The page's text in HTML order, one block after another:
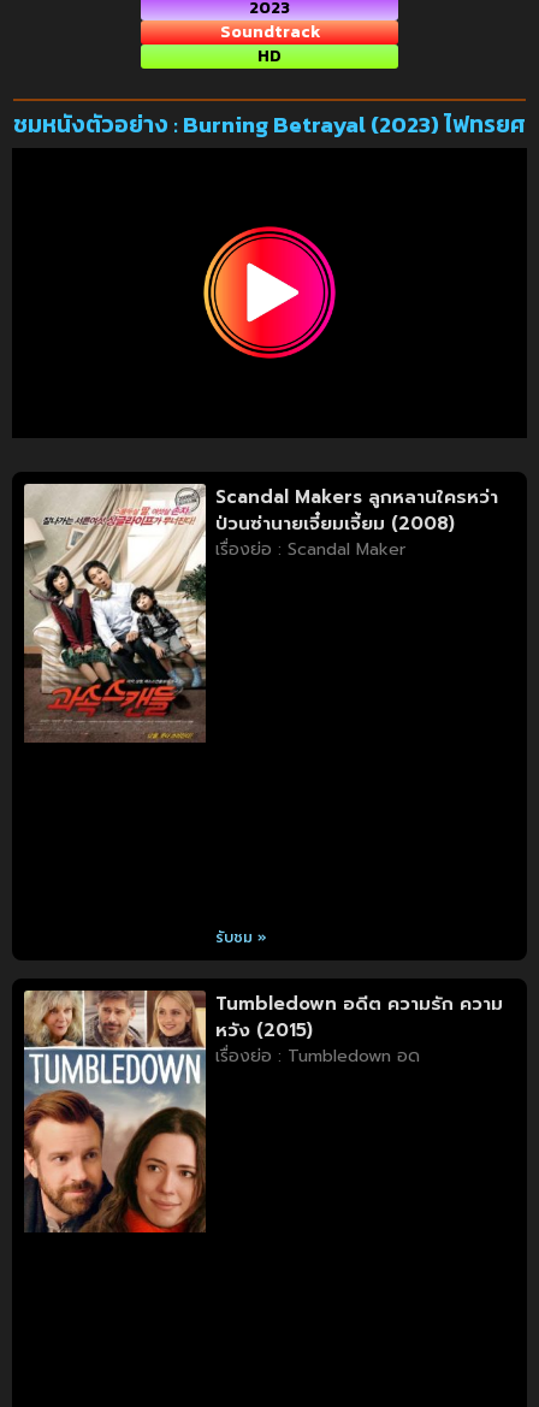
2023
Soundtrack
HD
ชมหนังตัวอย่าง : Burning Betrayal (2023) ไฟทรยศ
Scandal Makers ลูกหลานใครหว่า
ป่วนซ่านายเจี๋ยมเจี้ยม (2008)
เรื่องย่อ : Scandal Maker
รับชม »
Tumbledown อดีต ความรัก ความ
หวัง (2015)
เรื่องย่อ : Tumbledown อด